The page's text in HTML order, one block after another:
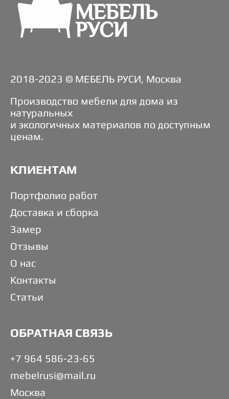
2018-2023 © МЕБЕЛЬ РУСИ, Москва
Производство мебели для дома из
натуральных
и экологичных материалов по доступным
ценам.
КЛИЕНТАМ
Портфолио работ
Доставка и сборка
Замер
Отзывы
О нас
Контакты
Статьи
ОБРАТНАЯ СВЯЗЬ
+7 964 586-23-65
mebelrusi@mail.ru
Москва